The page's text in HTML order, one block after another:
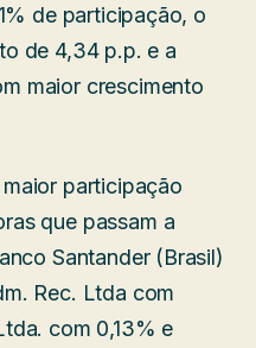
de participação, o
de 4,34 p.p. e a
maior crescimento
participação
que passam a
Santander (Brasil)
Rec. Ltda com
com 0,13% e